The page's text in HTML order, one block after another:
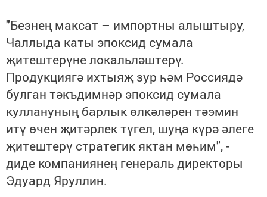
"Безнең максат – импортны алыштыру,
Чаллыда каты эпоксид сумала
җитештерүне локальләштерү.
Продукциягә ихтыяҗзур һәм Россиядә
булган тәкъдимнәр эпоксид сумала
куллануның барлык өлкәләрен тәэмин
итү өчен җитәрлек түгел, шуңа күрә әлеге
җитештерү стратегик яктан мөһим", -
диде компаниянең генераль директоры
Эдуард Яруллин.